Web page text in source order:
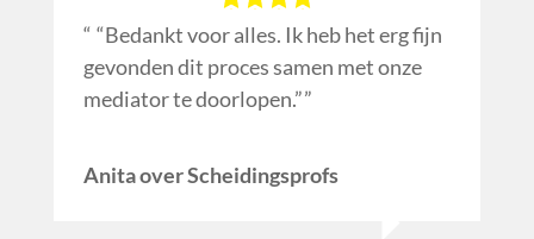
“Bedankt voor alles. Ik heb het erg fijn
gevonden dit proces samen met onze
mediator te doorlopen.”
Anita over Scheidingsprofs